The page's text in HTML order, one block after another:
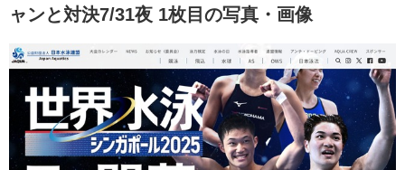
ャンと対決7/31夜 1枚目の写真・画像